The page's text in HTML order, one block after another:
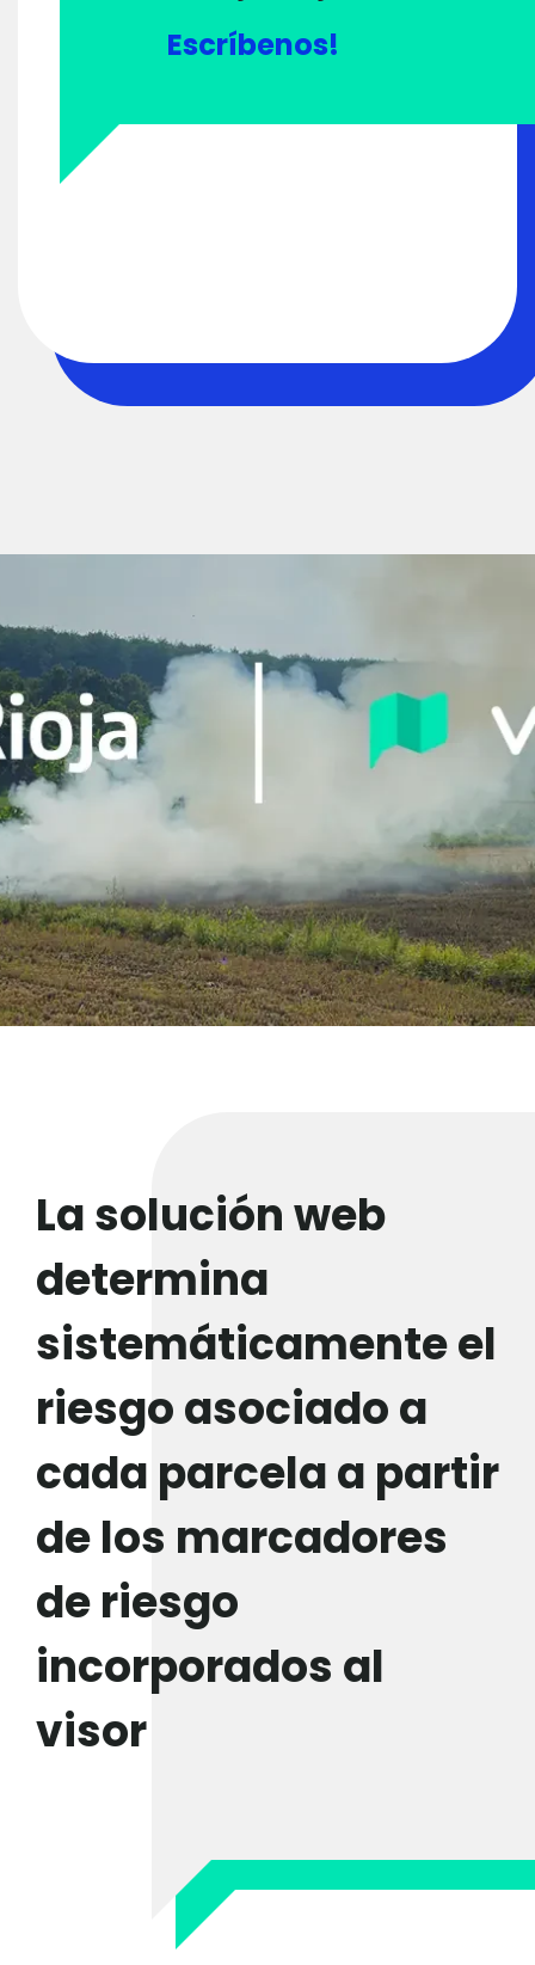
Escríbenos!
La solución web
determina
sistemáticamente el
riesgo asociado a
cada parcela a partir
de los marcadores
de riesgo
incorporados al
visor